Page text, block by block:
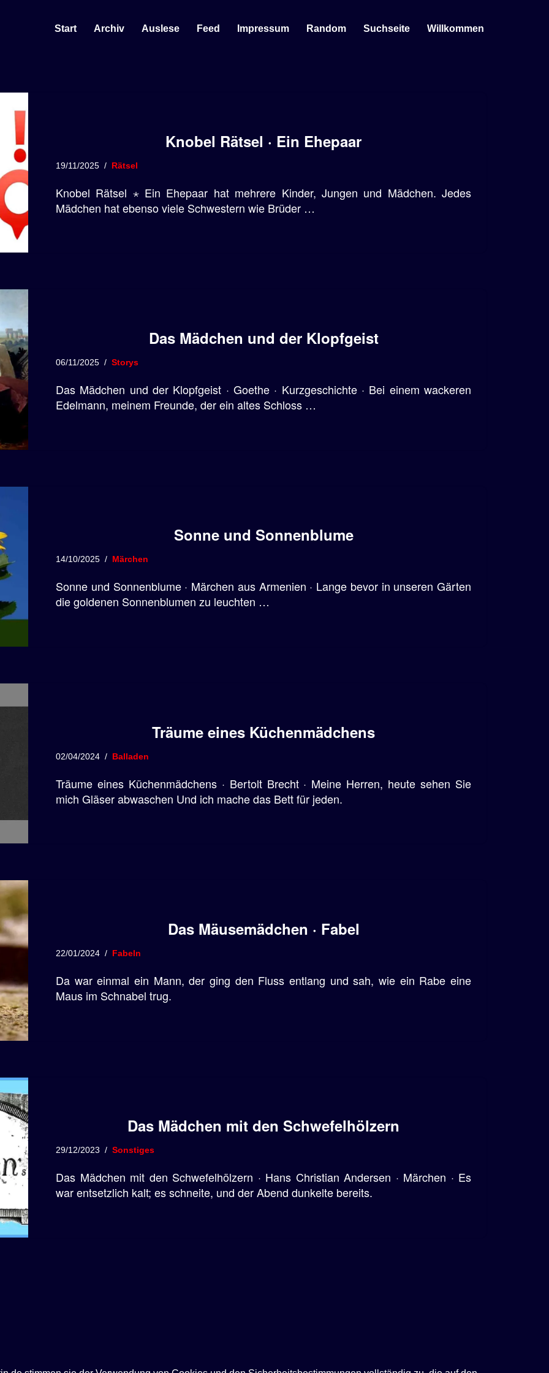
Start Archiv Auslese Feed Impressum Random Suchseite Willkommen
Knobel Rätsel · Ein Ehepaar
19/11/2025 Rätsel
Knobel Rätsel ⋆ Ein Ehepaar hat mehrere Kinder, Jungen und Mädchen. Jedes
Mädchen hat ebenso viele Schwestern wie Brüder …
Das Mädchen und der Klopfgeist
06/11/2025 Storys
Das Mädchen und der Klopfgeist · Goethe · Kurzgeschichte · Bei einem wackeren
Edelmann, meinem Freunde, der ein altes Schloss …
Sonne und Sonnenblume
14/10/2025 Märchen
Sonne und Sonnenblume · Märchen aus Armenien · Lange bevor in unseren Gärten
die goldenen Sonnenblumen zu leuchten …
Träume eines Küchenmädchens
02/04/2024 Balladen
Träume eines Küchenmädchens · Bertolt Brecht · Meine Herren, heute sehen Sie
mich Gläser abwaschen Und ich mache das Bett für jeden.
Das Mäusemädchen · Fabel
22/01/2024 Fabeln
Da war einmal ein Mann, der ging den Fluss entlang und sah, wie ein Rabe eine
Maus im Schnabel trug.
Das Mädchen mit den Schwefelhölzern
29/12/2023 Sonstiges
Das Mädchen mit den Schwefelhölzern · Hans Christian Andersen · Märchen · Es
war entsetzlich kalt; es schneite, und der Abend dunkelte bereits.